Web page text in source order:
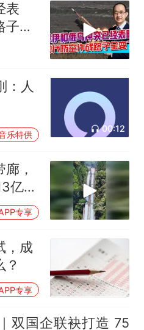
表
子全
：人
乐特供
00:12
，
亿打
专享
，成
专享
双国企联袂打造 75